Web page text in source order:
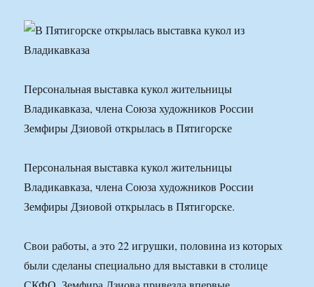
Персональная выставка кукол жительницы
Владикавказа, члена Союза художников России
Земфиры Дзиовой открылась в Пятигорске
Персональная выставка кукол жительницы
Владикавказа, члена Союза художников России
Земфиры Дзиовой открылась в Пятигорске.
Свои работы, а это 22 игрушки, половина из которых
были сделаны специально для выставки в столице